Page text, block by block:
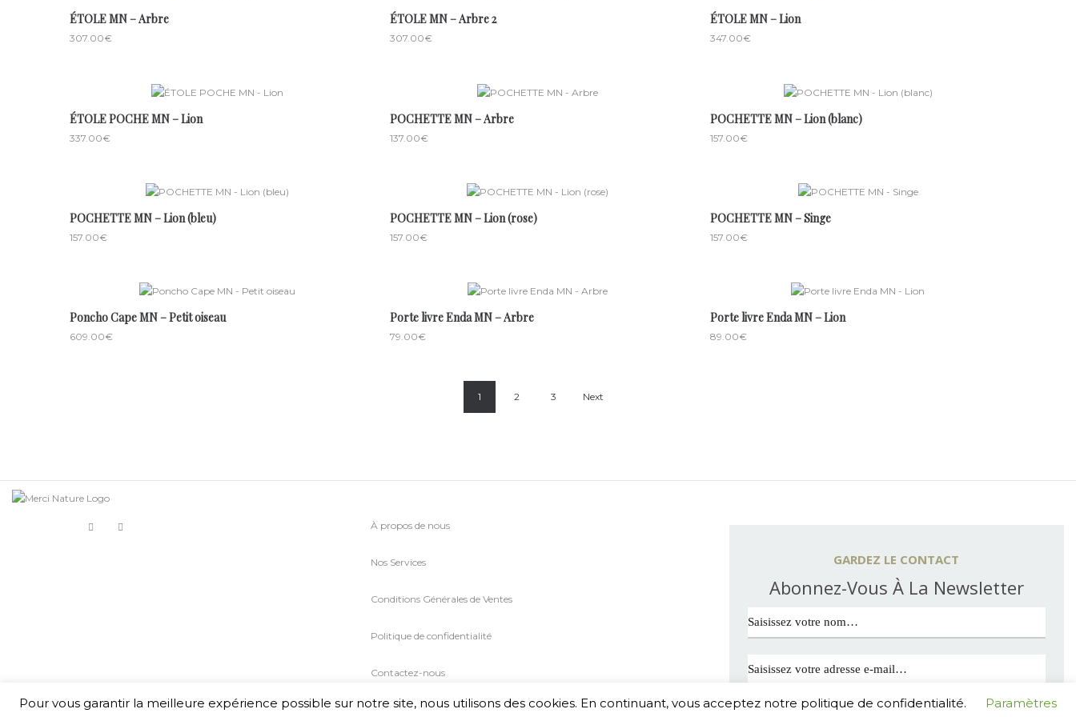
ÉTOLE MN – Arbre
307.00€
ÉTOLE MN – Arbre 2
307.00€
ÉTOLE MN – Lion
347.00€
ÉTOLE POCHE MN – Lion
337.00€
POCHETTE MN – Arbre
137.00€
POCHETTE MN – Lion (blanc)
157.00€
POCHETTE MN – Lion (bleu)
157.00€
POCHETTE MN – Lion (rose)
157.00€
POCHETTE MN – Singe
157.00€
Poncho Cape MN – Petit oiseau
609.00€
Porte livre Enda MN – Arbre
79.00€
Porte livre Enda MN – Lion
89.00€
1 2 3 Next
À propos de nous
Nos Services
Conditions Générales de Ventes
Politique de confidentialité
Contactez-nous
GARDEZ LE CONTACT
Abonnez-Vous À La Newsletter
Pour vous garantir la meilleure expérience possible sur notre site, nous utilisons des cookies. En continuant, vous acceptez notre politique de confidentialité. Paramètres